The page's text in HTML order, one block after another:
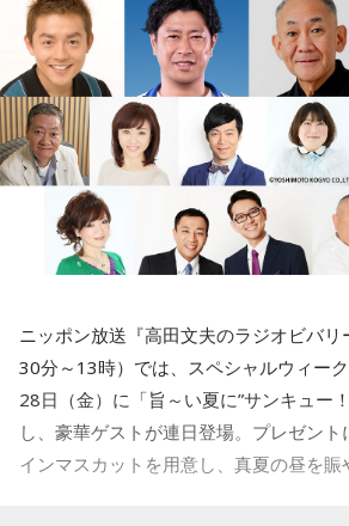
小林：早速ですが、芝大神宮様のご由
ていただけますか？
三輪田：寛弘2年、西暦で申しますと
寺内：1005年！？ 飛んだなぁ（笑）。
小林：普通、飛ぶの1個しかないよね？
寺内：10万飛んで8000円とかね(笑)。
三輪田：平安時代の後期、一条天皇の御
でございます。
ニッポン放送『高田文夫のラジオビバ
30分～13時）では、スペシャルウィー
28日（金）に「旨～い夏に”サンキュー
し、豪華ゲストが連日登場。プレゼント
インマスカットを用意し、真夏の昼を賑